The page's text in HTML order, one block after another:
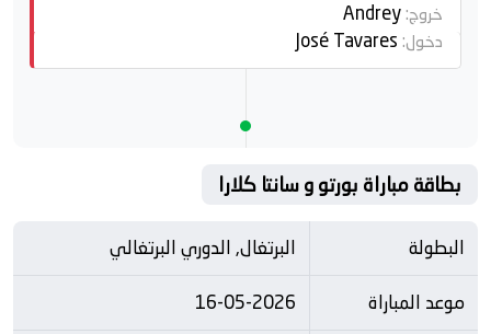
خروج:
دخول:
بطاقة مباراة بورتو و سانتا كلارا
البطولة
البرتغال, الدوري البرتغالي
موعد المباراة
16-05-2026